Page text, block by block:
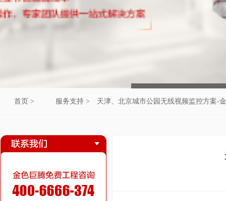
首页 > 服务支持 > 天津、北京城市公园无线视频监控方案-